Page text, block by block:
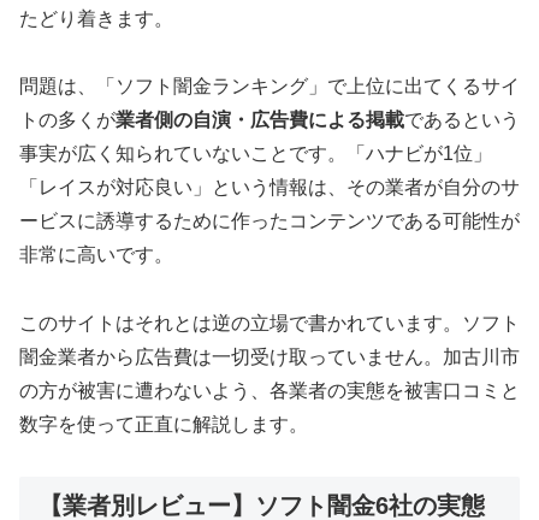
たどり着きます。
問題は、「ソフト闇金ランキング」で上位に出てくるサイ
トの多くが業者側の自演・広告費による掲載であるという
事実が広く知られていないことです。「ハナビが1位」
「レイスが対応良い」という情報は、その業者が自分のサ
ービスに誘導するために作ったコンテンツである可能性が
非常に高いです。
このサイトはそれとは逆の立場で書かれています。ソフト
闇金業者から広告費は一切受け取っていません。加古川市
の方が被害に遭わないよう、各業者の実態を被害口コミと
数字を使って正直に解説します。
【業者別レビュー】ソフト闇金6社の実態